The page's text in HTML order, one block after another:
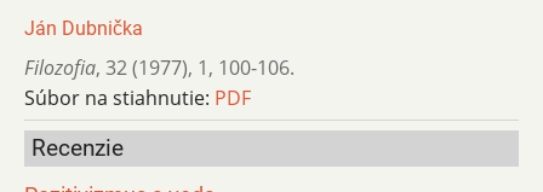
Ján Dubnička
Filozofia, 32 (1977), 1, 100-106.
Súbor na stiahnutie: PDF
Recenzie